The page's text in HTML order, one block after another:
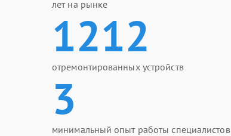
лет на рынке
1212
отремонтированных устройств
3
минимальный опыт работы специалистов